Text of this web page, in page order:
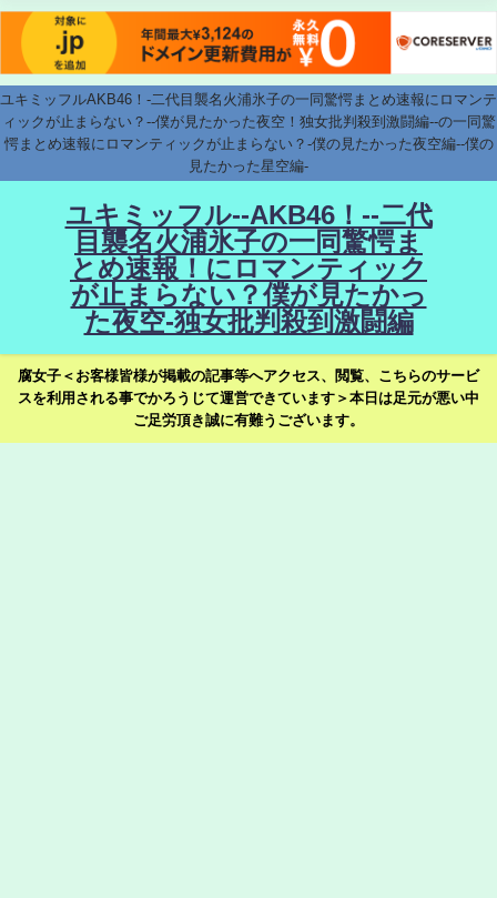
ユキミッフルAKB46！-二代目襲名火浦氷子の一同驚愕まとめ速報にロマンテ
ィックが止まらない？--僕が見たかった夜空！独女批判殺到激闘編--の一同驚
愕まとめ速報にロマンティックが止まらない？-僕の見たかった夜空編--僕の
見たかった星空編-
ユキミッフル--AKB46！--二代
目襲名火浦氷子の一同驚愕ま
とめ速報！にロマンティック
が止まらない？僕が見たかっ
た夜空-独女批判殺到激闘編
腐女子＜お客様皆様が掲載の記事等へアクセス、閲覧、こちらのサービ
スを利用される事でかろうじて運営できています＞本日は足元が悪い中
ご足労頂き誠に有難うございます。